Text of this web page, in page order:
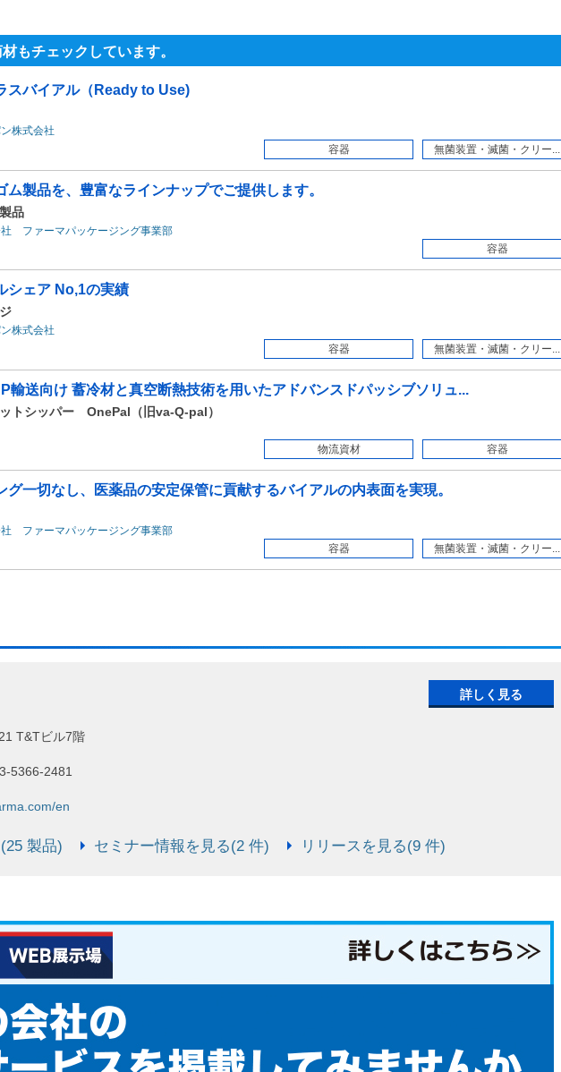
もチェックしています。
スバイアル（Ready to Use)
株式会社
容器
無菌装置・滅菌・クリー...
ム製品を、豊富なラインナップでご提供します。
品
社 ファーマパッケージング事業部
容器
シェア No,1の実績
株式会社
容器
無菌装置・滅菌・クリー...
輸送向け 蓄冷材と真空断熱技術を用いたアドバンスドパッシブソリュ...
トシッパー OnePal（旧va-Q-pal）
物流資材
容器
グ一切なし、医薬品の安定保管に貢献するバイアルの内表面を実現。
社 ファーマパッケージング事業部
容器
無菌装置・滅菌・クリー...
T&Tビル7階
5366-2481
en
製品) セミナー情報を見る(2 件) リリースを見る(9 件)
詳しく見る